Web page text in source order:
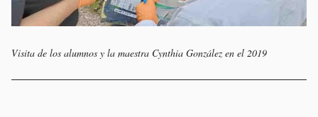
Visita de los alumnos y la maestra Cynthia González en el 2019